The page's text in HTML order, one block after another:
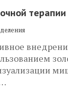
терапии